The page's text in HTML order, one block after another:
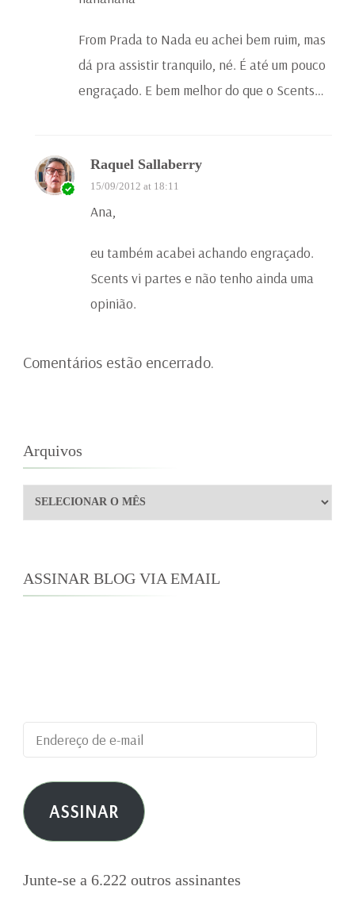
From Prada to Nada eu achei bem ruim, mas
dá pra assistir tranquilo, né. É até um pouco
engraçado. E bem melhor do que o Scents…
Raquel Sallaberry
15/09/2012 at 18:11
Ana,
eu também acabei achando engraçado.
Scents vi partes e não tenho ainda uma
opinião.
Comentários estão encerrado.
Arquivos
Arquivos
ASSINAR BLOG VIA EMAIL
Endereço
de
e-
mail ASSINAR
Junte-se a 6.222 outros assinantes